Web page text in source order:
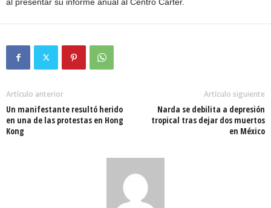
Artículo anterior
Un manifestante resultó herido
en una de las protestas en Hong
Kong
Artículo siguiente
Narda se debilita a depresión
tropical tras dejar dos muertos
en México